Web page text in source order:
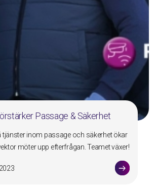
Passage & Säkerhet
tjänster inom passage och säkerhet ökar
möter upp efterfrågan. Teamet växer!